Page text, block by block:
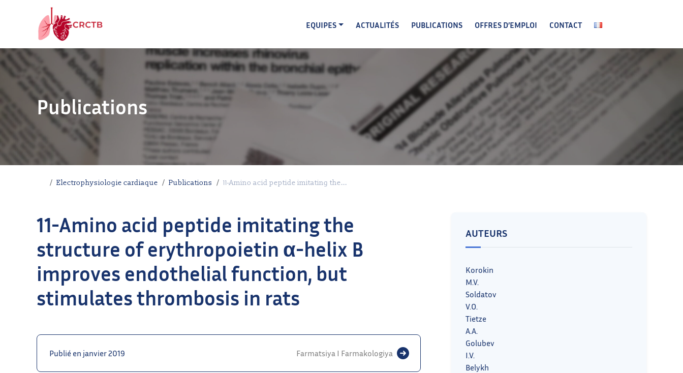
Aller au contenu
EQUIPES
ACTUALITÉS PUBLICATIONS OFFRES D’EMPLOI CONTACT
Publications
Accueil
Electrophysiologie cardiaque Publications 11-Amino acid peptide imitating the...
11-Amino acid peptide imitating the
structure of erythropoietin α-helix B
improves endothelial function, but
stimulates thrombosis in rats
Publié en janvier 2019 Farmatsiya I Farmakologiya
AUTEURS
Korokin
M.V.
Soldatov
V.O.
Tietze
A.A.
Golubev
I.V.
Belykh